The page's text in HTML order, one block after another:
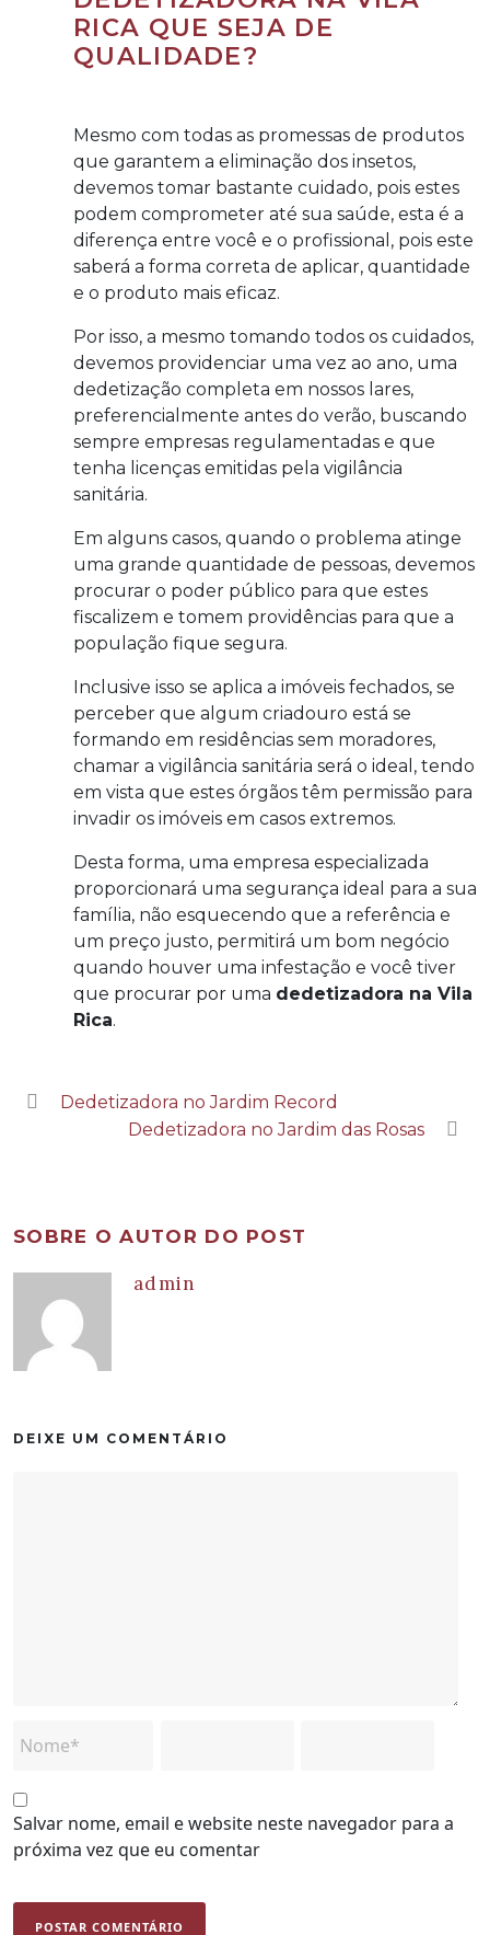
RICA QUE SEJA DE
QUALIDADE?
Mesmo com todas as promessas de produtos
que garantem a eliminação dos insetos,
devemos tomar bastante cuidado, pois estes
podem comprometer até sua saúde, esta é a
diferença entre você e o profissional, pois este
saberá a forma correta de aplicar, quantidade
e o produto mais eficaz.
Por isso, a mesmo tomando todos os cuidados,
devemos providenciar uma vez ao ano, uma
dedetização completa em nossos lares,
preferencialmente antes do verão, buscando
sempre empresas regulamentadas e que
tenha licenças emitidas pela vigilância
sanitária.
Em alguns casos, quando o problema atinge
uma grande quantidade de pessoas, devemos
procurar o poder público para que estes
fiscalizem e tomem providências para que a
população fique segura.
Inclusive isso se aplica a imóveis fechados, se
perceber que algum criadouro está se
formando em residências sem moradores,
chamar a vigilância sanitária será o ideal, tendo
em vista que estes órgãos têm permissão para
invadir os imóveis em casos extremos.
Desta forma, uma empresa especializada
proporcionará uma segurança ideal para a sua
família, não esquecendo que a referência e
um preço justo, permitirá um bom negócio
quando houver uma infestação e você tiver
que procurar por uma dedetizadora na Vila
Rica.
Dedetizadora no Jardim Record
Dedetizadora no Jardim das Rosas
SOBRE O AUTOR DO POST
admin
DEIXE UM COMENTÁRIO
Salvar nome, email e website neste navegador para a
próxima vez que eu comentar